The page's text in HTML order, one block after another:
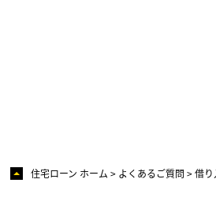
住宅ローン ホーム よくあるご質問 借り